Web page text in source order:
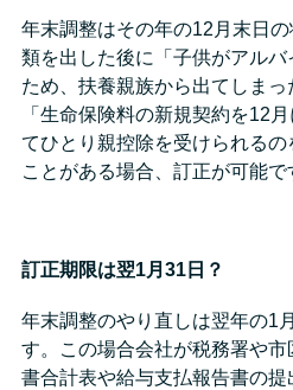
年末調整はその年の12月末日
類を出した後に「子供がアル
ため、扶養親族から出てしま
「生命保険料の新規契約を12
てひとり親控除を受けられる
ことがある場合、訂正が可能で
訂正期限は翌1月31日？
年末調整のやり直しは翌年の1
す。この場合会社が税務署や
書合計表や給与支払報告書の提